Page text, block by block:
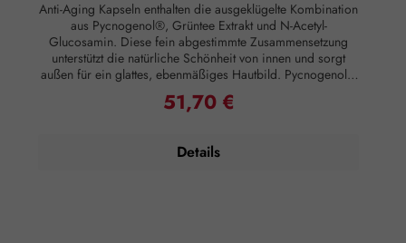
Anti-Aging Kapseln enthalten die ausgeklügelte Kombination
aus Pycnogenol®, Grüntee Extrakt und N-Acetyl-
Glucosamin. Diese fein abgestimmte Zusammensetzung
unterstützt die natürliche Schönheit von innen und sorgt
außen für ein glattes, ebenmäßiges Hautbild. Pycnogenol®
Extrakt aus der Rinde der französischen Meereskiefer (Pinus
pinaster) ist ein natürlicher Pflanzenextrakt mit zahlreichen
Jahre vor Christus verwendete der bekannte griechische
Regulärer Preis:
51,70 €
Details